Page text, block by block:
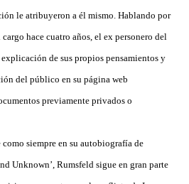
le atribuyeron a él mismo. Hablando por
hace cuatro años, el ex personero del
de sus propios pensamientos y
del público en su página web
previamente privados o
siempre en su autobiografía de
Unknown’, Rumsfeld sigue en gran parte